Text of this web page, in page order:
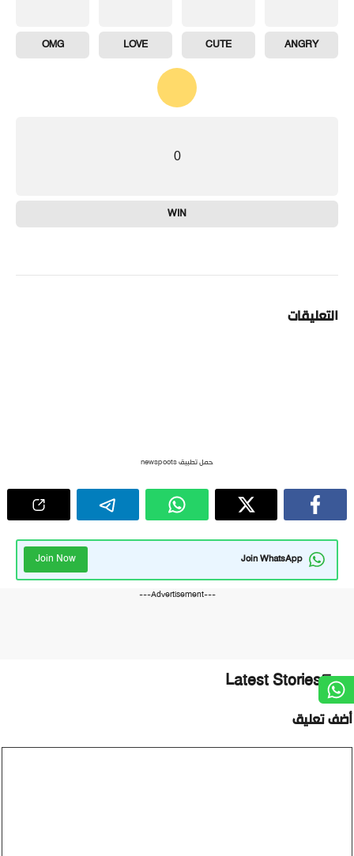
ANGRY
CUTE
LOVE
OMG
0
WIN
التعليقات
حمل تطبيق newspoots
Join WhatsApp
Join Now
---Advertisement---
Latest Stories
أضف تعليق